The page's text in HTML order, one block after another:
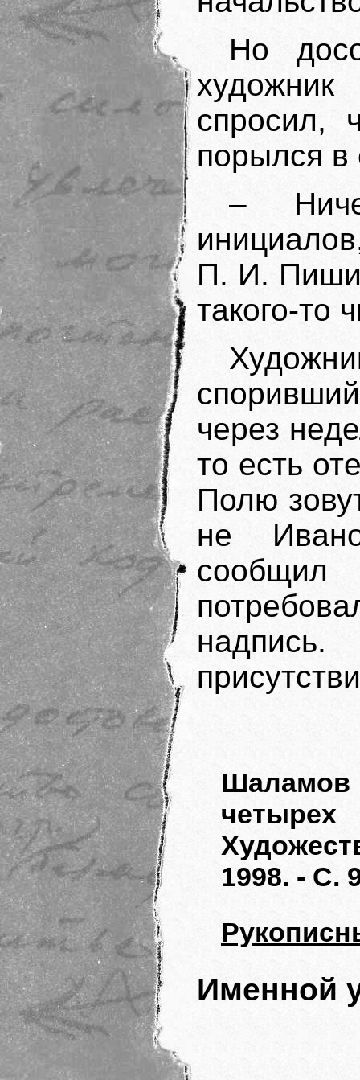
Но
спросил,
порылся в
–
П. И.
такого-то
через
то есть
Полю
не
Шаламов
1998. - С.
Именной